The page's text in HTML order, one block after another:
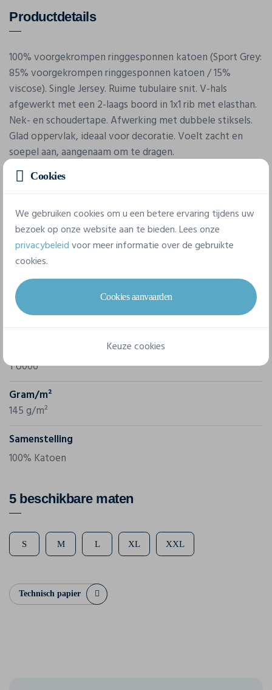
Productdetails
100% voorgekrompen ringgesponnen katoen (Sport Grey:
85% voorgekrompen ringgesponnen katoen / 15%
viscose). Single Jersey. Ruime tubulaire snit. V-hals
afgewerkt met een 2-laags boord in 1x1 rib met elasthan.
Nek- en schoudertape. Afwerking met dubbele stiksels.
Glad oppervlak, ideaal voor decoratie. Voelt zacht en
soepel aan, aangenaam om te dragen.
Eigenschappen
Merk
TU006
Gram/m²
145 g/m²
Samenstelling
100% Katoen
5 beschikbare maten
S M L XL XXL
Technisch papier
Cookies
We gebruiken cookies om u een betere ervaring tijdens uw
bezoek op onze website aan te bieden. Lees onze
privacybeleidvoor meer informatie over de gebruikte
cookies.
Cookies aanvaarden
Keuze cookies